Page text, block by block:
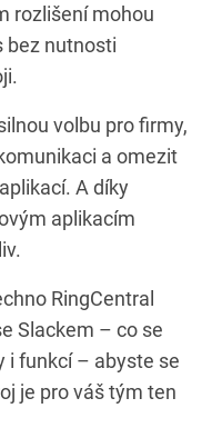
rozlišení mohou
bez nutnosti
volbu pro firmy,
a omezit
A díky
aplikacím
RingCentral
Slackem – co se
i funkcí – abyste se
je pro váš tým ten